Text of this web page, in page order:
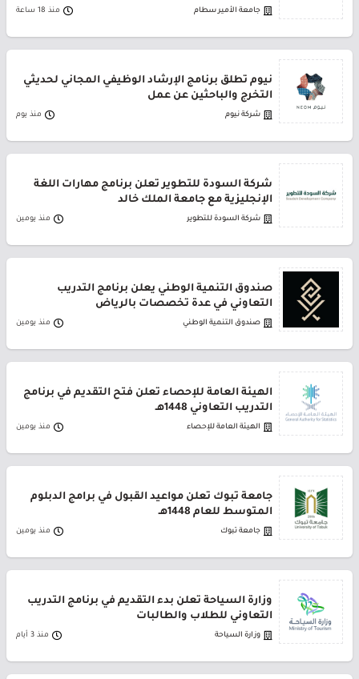
جامعة الأمير سطام منذ 18 ساعة
نيوم تطلق برنامج الإرشاد الوظيفي المجاني لحديثي
التخرج والباحثين عن عمل
شركة نيوم منذ يوم
شركة السودة للتطوير تعلن برنامج مهارات اللغة
الإنجليزية مع جامعة الملك خالد
شركة السودة للتطوير منذ يومين
صندوق التنمية الوطني يعلن برنامج التدريب
التعاوني في عدة تخصصات بالرياض
صندوق التنمية الوطني منذ يومين
الهيئة العامة للإحصاء تعلن فتح التقديم في برنامج
التدريب التعاوني 1448هـ
الهيئة العامة للإحصاء منذ يومين
جامعة تبوك تعلن مواعيد القبول في برامج الدبلوم
المتوسط للعام 1448هـ
جامعة تبوك منذ يومين
وزارة السياحة تعلن بدء التقديم في برنامج التدريب
التعاوني للطلاب والطالبات
وزارة السياحة منذ 3 أيام